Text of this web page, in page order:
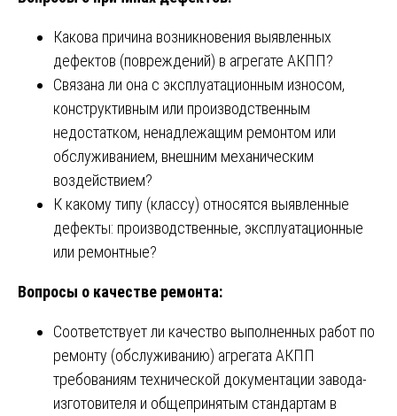
Какова причина возникновения выявленных
дефектов (повреждений) в агрегате АКПП?
Связана ли она с эксплуатационным износом,
конструктивным или производственным
недостатком, ненадлежащим ремонтом или
обслуживанием, внешним механическим
воздействием?
К какому типу (классу) относятся выявленные
дефекты: производственные, эксплуатационные
или ремонтные?
Вопросы о качестве ремонта:
Соответствует ли качество выполненных работ по
ремонту (обслуживанию) агрегата АКПП
требованиям технической документации завода-
изготовителя и общепринятым стандартам в